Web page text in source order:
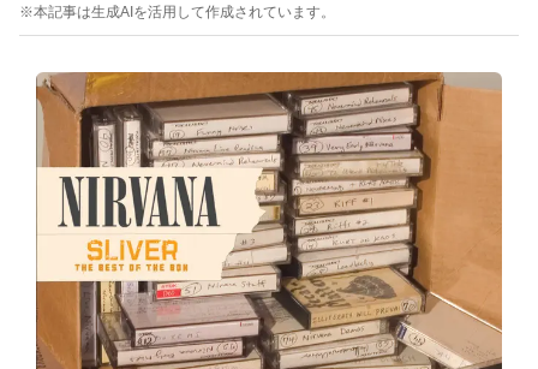
※本記事は生成AIを活用して作成されています。